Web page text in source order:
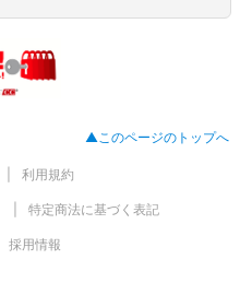
▲このページのトップへ
利用規約
特定商法に基づく表記
採用情報